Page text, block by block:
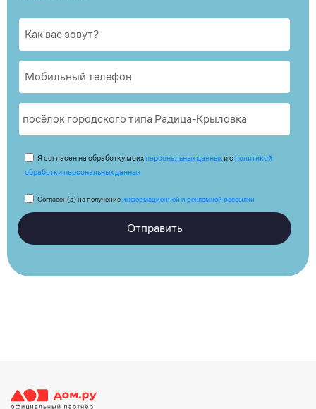
Я согласен на обработку моих персональных данныхи с политикой
обработки персональных данных
Согласен(а) на получениеинформационной и рекламной рассылки
Отправить